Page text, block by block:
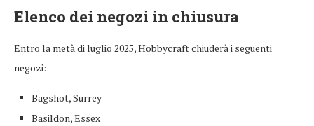
Elenco dei negozi in chiusura
Entro la metà di luglio 2025, Hobbycraft chiuderà i seguenti
negozi:
Bagshot, Surrey
Basildon, Essex